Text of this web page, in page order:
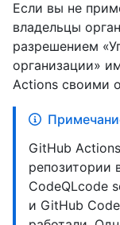
Если вы не
владельцы
разрешением
организации»
Actions своими
GitHub
репозитории
CodeQLcode
и GitHub